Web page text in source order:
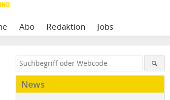
Abo Redaktion Jobs
News